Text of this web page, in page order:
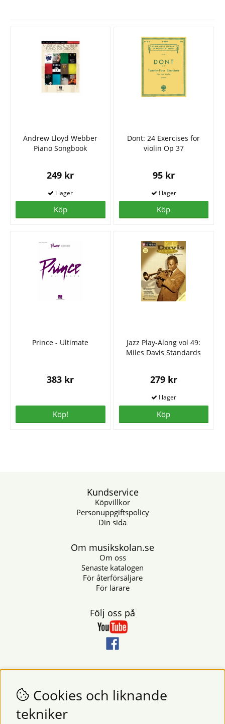
Andrew Lloyd Webber
Piano Songbook
249 kr
Köp
Dont: 24 Exercises for
violin Op 37
95 kr
Köp
Prince - Ultimate
383 kr
Köp!
Jazz Play-Along vol 49:
Miles Davis Standards
279 kr
Köp
Kundservice
Köpvillkor
Personuppgiftspolicy
Din sida
Om musikskolan.se
Om oss
Senaste katalogen
För återförsäljare
För lärare
Följ oss på
Nyhetsbrev
Vill du få nyheter och erbjudanden från oss? Fyll då i din e-
postadress i fältet nedan.
Cookies och liknande
tekniker